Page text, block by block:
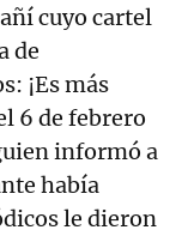
cuyo cartel
de
¡Es más
6 de febrero
informó a
había
le dieron